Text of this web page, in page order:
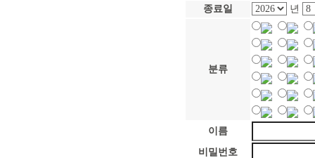
종료일
년
분류
이름
비밀번호